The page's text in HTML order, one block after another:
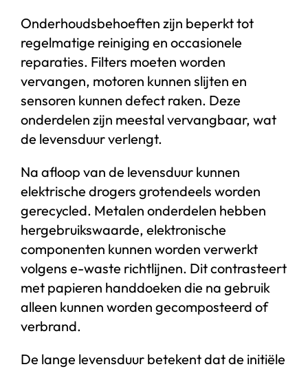
Onderhoudsbehoeften zijn beperkt tot
regelmatige reiniging en occasionele
reparaties. Filters moeten worden
vervangen, motoren kunnen slijten en
sensoren kunnen defect raken. Deze
onderdelen zijn meestal vervangbaar, wat
de levensduur verlengt.
Na afloop van de levensduur kunnen
elektrische drogers grotendeels worden
gerecycled. Metalen onderdelen hebben
hergebruikswaarde, elektronische
componenten kunnen worden verwerkt
volgens e-waste richtlijnen. Dit contrasteert
met papieren handdoeken die na gebruik
alleen kunnen worden gecomposteerd of
verbrand.
De lange levensduur betekent dat de initiële